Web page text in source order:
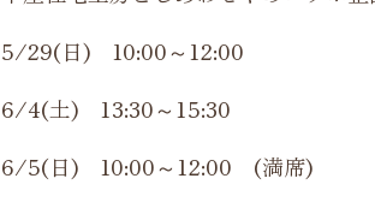
5/29(日) 10:00～12:00
6/4(土) 13:30～15:30
6/5(日) 10:00～12:00 (満席)